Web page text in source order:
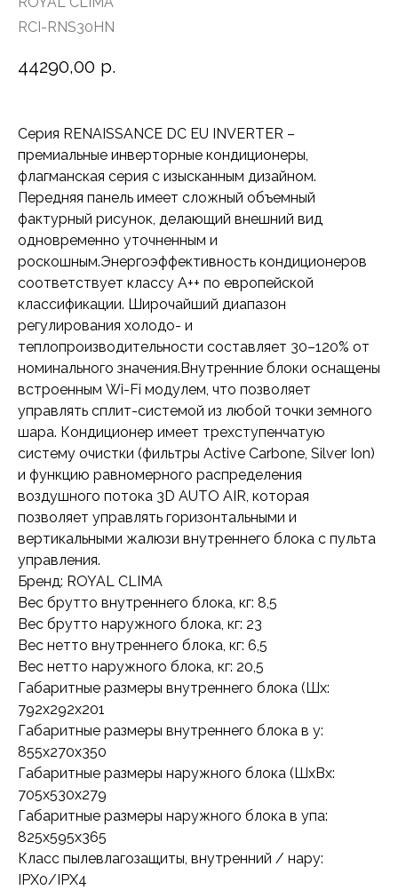
RCI-RNS30HN
44290,00 р.
Серия RENAISSANCE DC EU INVERTER –
премиальные инверторные кондиционеры,
флагманская серия с изысканным дизайном.
Передняя панель имеет сложный объемный
фактурный рисунок, делающий внешний вид
одновременно уточненным и
роскошным.Энергоэффективность кондиционеров
соответствует классу А++ по европейской
классификации. Широчайший диапазон
регулирования холодо- и
теплопроизводительности составляет 30–120% от
номинального значения.Внутренние блоки оснащены
встроенным Wi-Fi модулем, что позволяет
управлять сплит-системой из любой точки земного
шара. Кондиционер имеет трехступенчатую
систему очистки (фильтры Active Carbone, Silver Ion)
и функцию равномерного распределения
воздушного потока 3D AUTO AIR, которая
позволяет управлять горизонтальными и
вертикальными жалюзи внутреннего блока с пульта
управления.
Бренд: ROYAL CLIMA
Вес брутто внутреннего блока, кг: 8,5
Вес брутто наружного блока, кг: 23
Вес нетто внутреннего блока, кг: 6,5
Вес нетто наружного блока, кг: 20,5
Габаритные размеры внутреннего блока (Шx:
792x292x201
Габаритные размеры внутреннего блока в у:
855x270x350
Габаритные размеры наружного блока (ШxВx:
705x530x279
Габаритные размеры наружного блока в упа:
825x595x365
Класс пылевлагозащиты, внутренний / нару:
IPX0/IPX4